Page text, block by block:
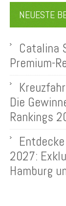
NEUESTE
Catalina
Premium-
Die
Rankings
2027:
Hamburg